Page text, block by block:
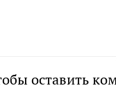
оставить